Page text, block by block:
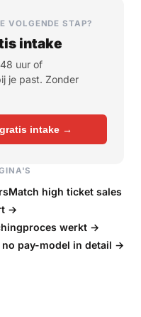
VOLGENDE STAP?
intake
uur of
je past. Zonder
intake →
high ticket sales
→
werkt →
no pay-model in detail →